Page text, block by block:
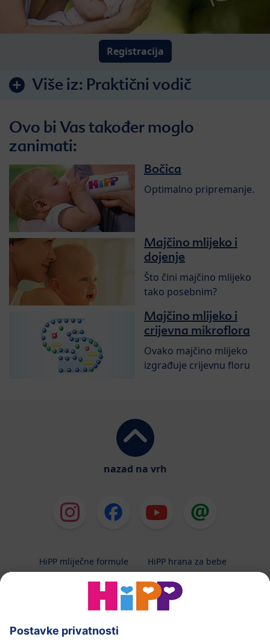
Registracija
Više iz: Praktični vodič
Ovo bi Vas također moglo
zanimati:
Bočica
Optimalno pripremanje.
Majčino mlijeko i
dojenje
Što čini majčino mlijeko
tako posebnim?
Majčino mlijeko i
crijevna mikroflora
Ovako majčino mlijeko
izgrađuje crijevnu floru
nazad na vrh
HiPP mliječne formule
HiPP hrana za bebe
HiPP njega
HiPP trudnoća
Terapeutska dijeta
Zaštita podataka i upute za korištenj